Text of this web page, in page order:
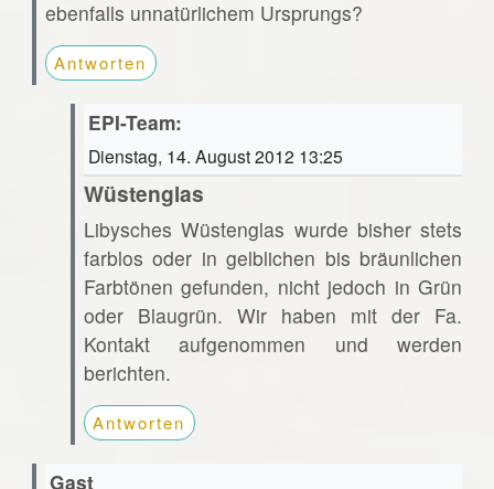
ebenfalls unnatürlichem Ursprungs?
Antworten
EPI-Team:
Dienstag, 14. August 2012 13:25
Wüstenglas
Libysches Wüstenglas wurde bisher stets
farblos oder in gelblichen bis bräunlichen
Farbtönen gefunden, nicht jedoch in Grün
oder Blaugrün. Wir haben mit der Fa.
Kontakt aufgenommen und werden
berichten.
Antworten
Gast